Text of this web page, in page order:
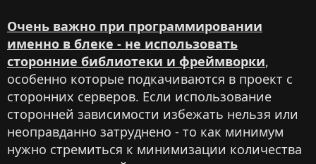
Очень важно при программировании
именно в блеке - не использовать
сторонние библиотеки и фреймворки,
особенно которые подкачиваются в проект с
сторонних серверов. Если использование
сторонней зависимости избежать нельзя или
неоправданно затруднено - то как минимум
нужно стремиться к минимизации количества